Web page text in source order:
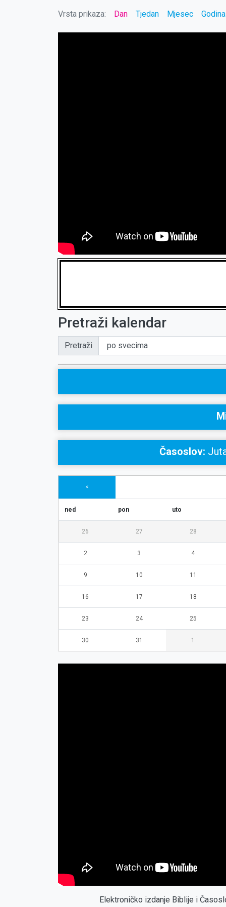
Vrsta prikaza: Dan Tjedan Mjesec Godina
Pretraži kalendar
Pretraži
Časoslov:
<
ned pon uto
26 27 28
2 3 4
9 10 11
16 17 18
23 24 25
30 31 1
Elektroničko izdanje Biblije i